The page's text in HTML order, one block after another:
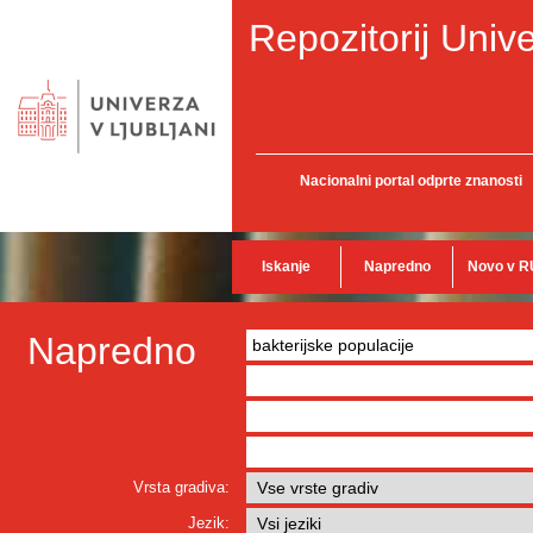
Repozitorij
Nacionalni portal odprte znanosti
Iskanje Napredno Novo v
Napredno
Vrsta gradiva:
Jezik: